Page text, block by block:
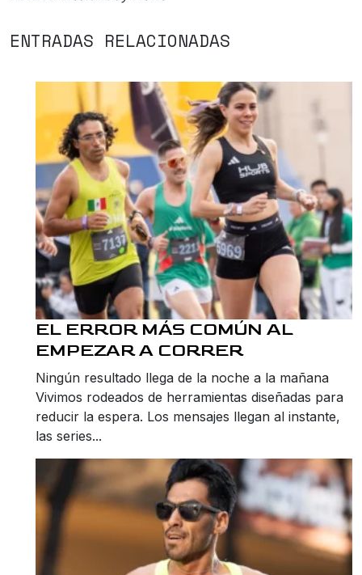
ENTRADAS RELACIONADAS
EL ERROR MÁS COMÚN AL
EMPEZAR A CORRER
Ningún resultado llega de la noche a la mañana
Vivimos rodeados de herramientas diseñadas para
reducir la espera. Los mensajes llegan al instante,
las series...